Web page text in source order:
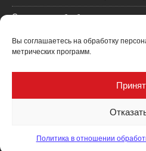
Вы соглашаетесь на обработку
метрических программ.
Политика в отношении
Согласие на обработку
Пользовательское соглашение
Журнал "Глобус: геология и бизнес"